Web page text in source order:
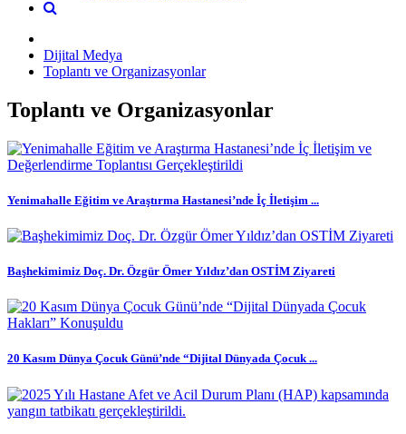
Dijital Medya
Toplantı ve Organizasyonlar
Toplantı ve Organizasyonlar
Yenimahalle Eğitim ve Araştırma Hastanesi’nde İç İletişim ...
Başhekimimiz Doç. Dr. Özgür Ömer Yıldız’dan OSTİM Ziyareti
20 Kasım Dünya Çocuk Günü’nde “Dijital Dünyada Çocuk ...